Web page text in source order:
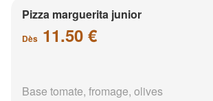
Pizza marguerita junior
Dès 11.50 €
Base tomate, fromage, olives